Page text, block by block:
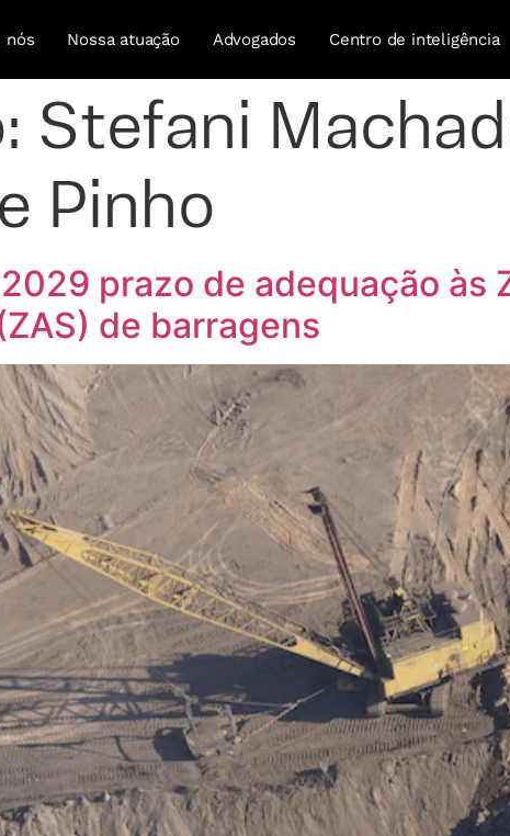
nós Nossa atuação Advogados Centro de inteligência
Stefani
Pinho
prazo de adequação às
de barragens